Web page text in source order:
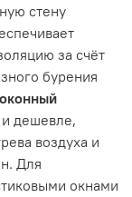
стену
за счёт
бурения
дешевле,
воздуха и
Для
окнами